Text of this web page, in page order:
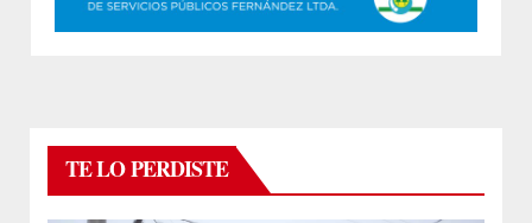
TE LO PERDISTE